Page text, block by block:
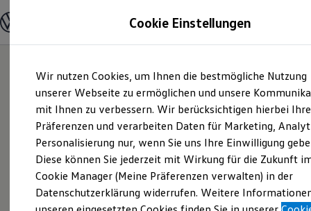
Hauptinhalt
springen
Footer
springen
Modelle und Konfigurator
Modelle vergleichen
Elektroautos
ENERGY Sondermodelle
Nutzfahrzeuge
SUV und CUV
Familienautos
Kombis
Kompaktwagen
Sportwagen
Schnell verfügbare Fahrzeuge
Angebote und Produkte
Aktuelle Angebote
Cookie Einstellungen
Wir nutzen Cookies, um Ihnen die bestmögliche Nutzung
unserer Webseite zu ermöglichen und unsere
mit Ihnen zu verbessern. Wir berücksichtigen hierbei Ihre
Präferenzen und verarbeiten Daten für Marketing,
Personalisierung nur, wenn Sie uns Ihre Einwilligung
Diese können Sie jederzeit mit Wirkung für die Zukunft
Cookie Manager (Meine Präferenzen verwalten) in der
Datenschutzerklärung widerrufen. Weitere